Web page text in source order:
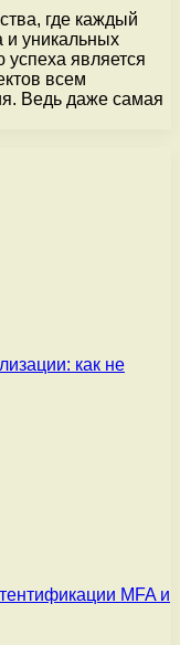
где каждый
и уникальных
является
всем
Ведь даже самая
как не
MFA и